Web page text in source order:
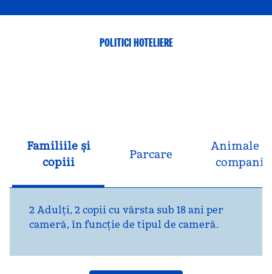
POLITICI HOTELIERE
Familiile și
copiii
Parcare
Animale
companie
2 Adulți, 2 copii cu vârsta sub 18 ani per
cameră, în funcție de tipul de cameră.